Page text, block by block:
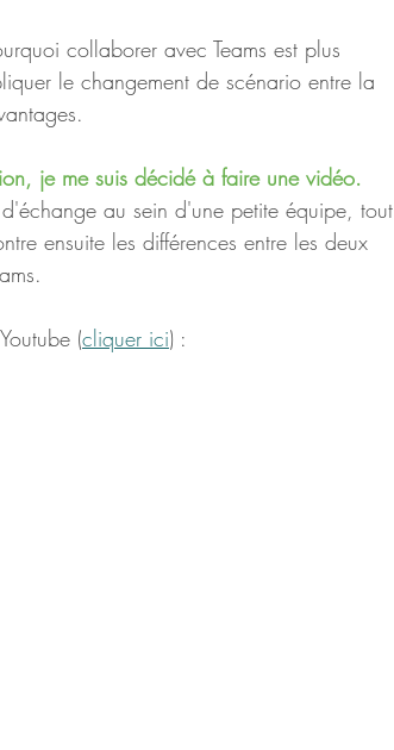
collaborer avec Teams est plus
le changement de scénario entre la
je me suis décidé à faire une vidéo.
au sein d'une petite équipe, tout
ensuite les différences entre les deux
(cliquer ici) :